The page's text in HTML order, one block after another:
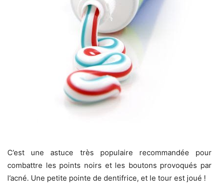
C’est une astuce très populaire recommandée pour
combattre les points noirs et les boutons provoqués par
l’acné. Une petite pointe de dentifrice, et le tour est joué !